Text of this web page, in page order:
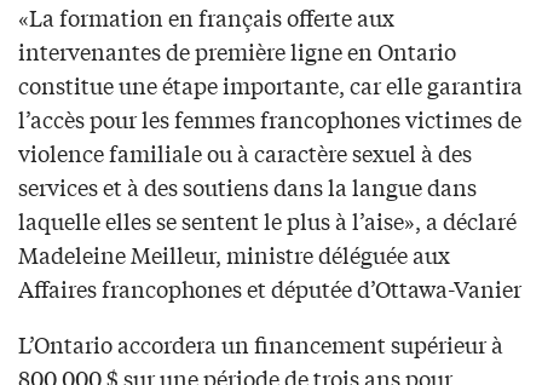
«La formation en français offerte aux
intervenantes de première ligne en Ontario
constitue une étape importante, car elle garantira
l’accès pour les femmes francophones victimes de
violence familiale ou à caractère sexuel à des
services et à des soutiens dans la langue dans
laquelle elles se sentent le plus à l’aise», a déclaré
Madeleine Meilleur, ministre déléguée aux
Affaires francophones et députée d’Ottawa-Vanier
L’Ontario accordera un financement supérieur à
800 000 $ sur une période de trois ans pour